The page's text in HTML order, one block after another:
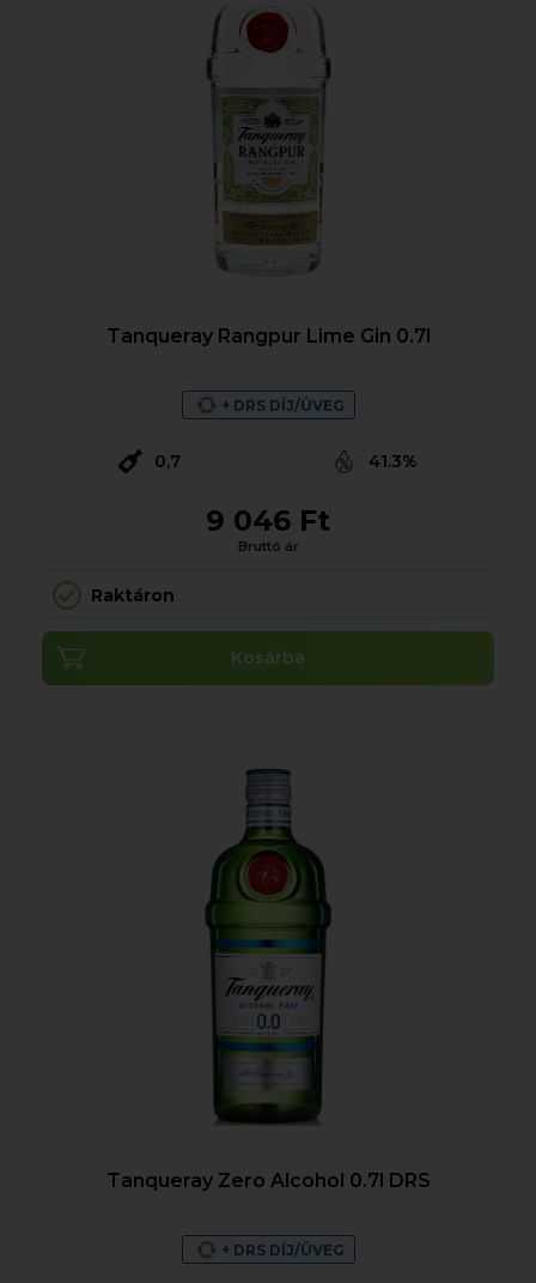
Tanqueray Rangpur Lime Gin 0.7l
+ DRS DÍJ/ÜVEG
0,7 41.3%
9 046 Ft
Bruttó ár
Raktáron
Kosárba
Tanqueray Zero Alcohol 0.7l DRS
+ DRS DÍJ/ÜVEG